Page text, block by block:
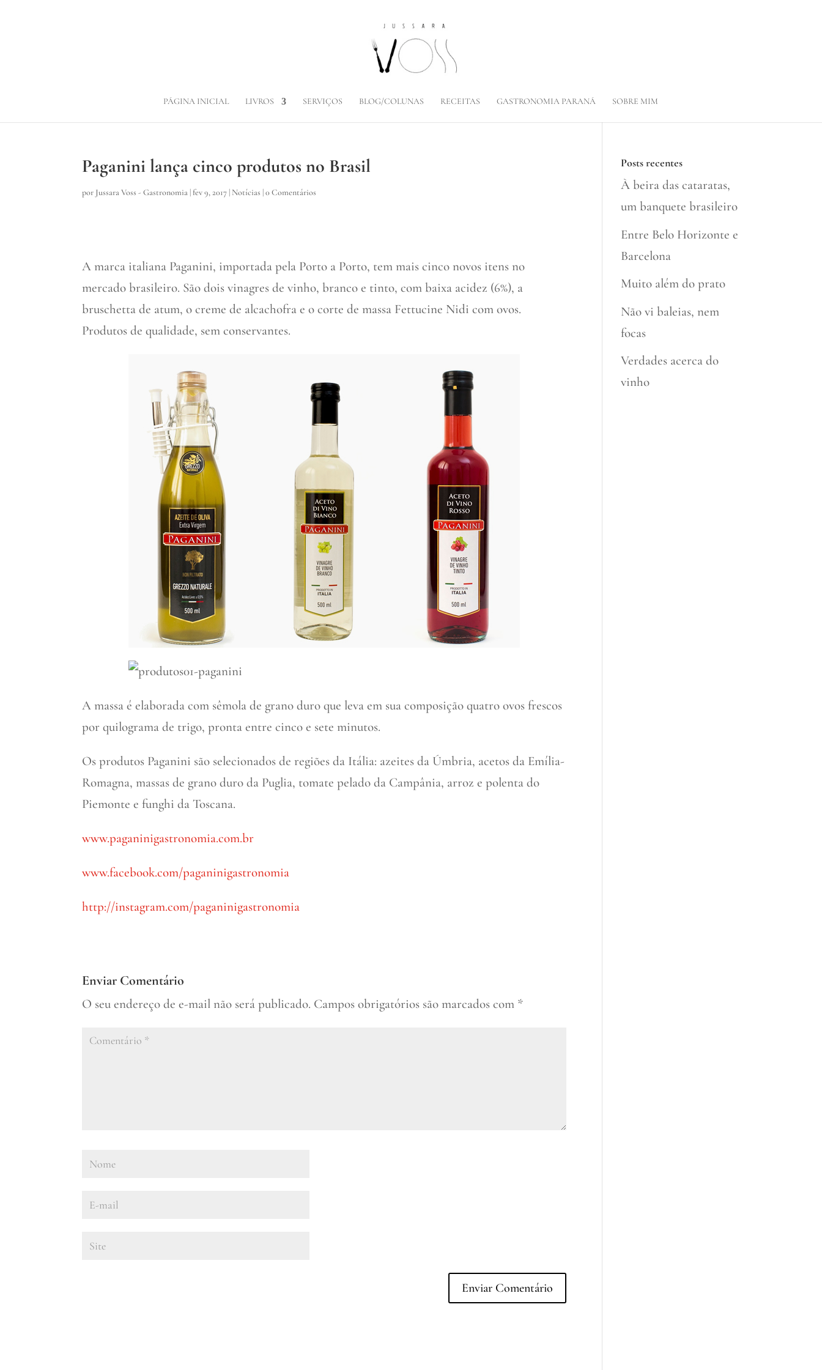
PÁGINA INICIAL LIVROS SERVIÇOS BLOG/COLUNAS RECEITAS GASTRONOMIA PARANÁ SOBRE MIM
Paganini lança cinco produtos no Brasil
por Jussara Voss - Gastronomia |fev 9, 2017 | Notícias |0 Comentários
A marca italiana Paganini, importada pela Porto a Porto, tem mais cinco novos itens no
mercado brasileiro. São dois vinagres de vinho, branco e tinto, com baixa acidez (6%), a
bruschetta de atum, o creme de alcachofra e o corte de massa Fettucine Nidi com ovos.
Produtos de qualidade, sem conservantes.
A massa é elaborada com sêmola de grano duro que leva em sua composição quatro ovos frescos
por quilograma de trigo, pronta entre cinco e sete minutos.
Os produtos Paganini são selecionados de regiões da Itália: azeites da Úmbria, acetos da Emília-
Romagna, massas de grano duro da Puglia, tomate pelado da Campânia, arroz e polenta do
Piemonte e funghi da Toscana.
www.paganinigastronomia.com.br
www.facebook.com/paganinigastronomia
http://instagram.com/paganinigastronomia
Enviar Comentário
O seu endereço de e-mail não será publicado. Campos obrigatórios são marcados com *
Posts recentes
À beira das cataratas,
um banquete brasileiro
Entre Belo Horizonte e
Barcelona
Muito além do prato
Não vi baleias, nem
focas
Verdades acerca do
vinho